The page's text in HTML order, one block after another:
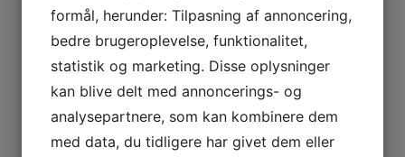
formål, herunder: Tilpasning af annoncering,
bedre brugeroplevelse, funktionalitet,
statistik og marketing. Disse oplysninger
kan blive delt med annoncerings- og
analysepartnere, som kan kombinere dem
med data, du tidligere har givet dem eller